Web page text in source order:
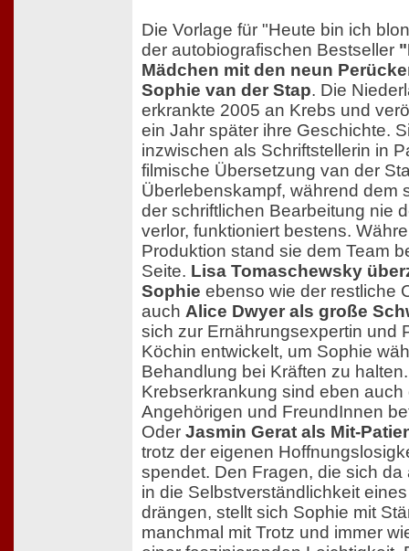
Die Vorlage für "Heute bin ich
der autobiografischen Bestseller
Mädchen mit den neun
Sophie van der Stap. Die
erkrankte 2005 an Krebs und
ein Jahr später ihre Geschichte.
inzwischen als Schriftstellerin in
filmische Übersetzung van der
Überlebenskampf, während dem
der schriftlichen Bearbeitung nie
verlor, funktioniert bestens.
Produktion stand sie dem Team
Seite. Lisa Tomaschewsky
Sophie ebenso wie der restliche
auch Alice Dwyer als große
sich zur Ernährungsexpertin und
Köchin entwickelt, um Sophie
Behandlung bei Kräften zu
Krebserkrankung sind eben auch
Angehörigen und FreundInnen
Oder Jasmin Gerat als Mit-
trotz der eigenen
spendet. Den Fragen, die sich da
in die Selbstverständlichkeit
drängen, stellt sich Sophie mit
manchmal mit Trotz und immer